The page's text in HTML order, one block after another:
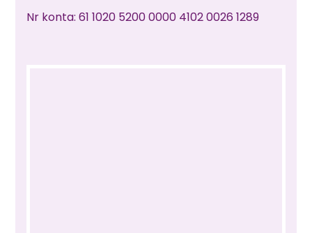
Nr konta: 61 1020 5200 0000 4102 0026 1289